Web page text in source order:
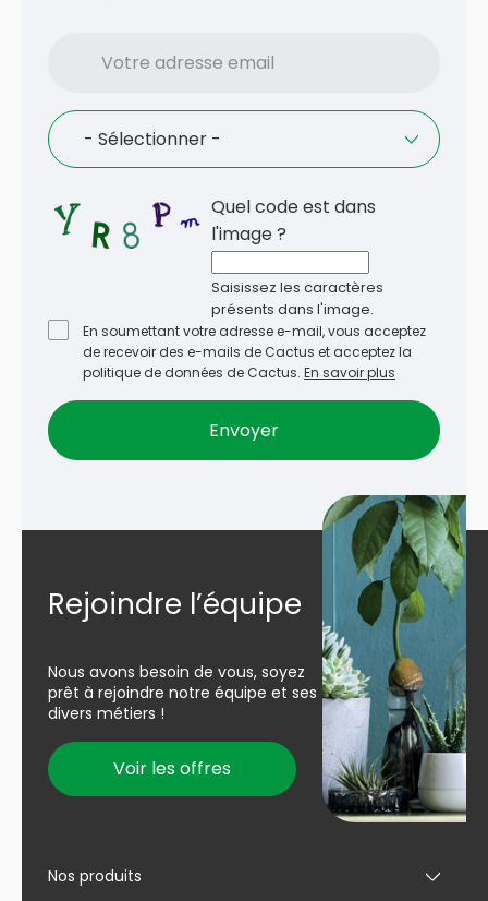
adresse
Language
- Sélectionner -
Quel code est dans
l'image ?
Saisissez les caractères
présents dans l'image.
En soumettant votre adresse e-mail, vous acceptez
de recevoir des e-mails de Cactus et acceptez la
politique de données de Cactus. En savoir plus
Rejoindre l’équipe
Nous avons besoin de vous, soyez
prêt à rejoindre notre équipe et ses
divers métiers !
Voir les offres
Nos produits